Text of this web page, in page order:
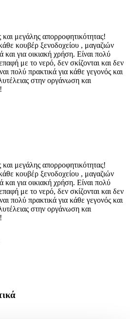
και μεγάλης απορροφητικότητας!
κουβέρ ξενοδοχείου , μαγαζιών
για οικιακή χρήση. Είναι πολύ
με το νερό, δεν σκίζονται και δεν
πολύ πρακτικά για κάθε γεγονός και
στην οργάνωση και
και μεγάλης απορροφητικότητας!
κουβέρ ξενοδοχείου , μαγαζιών
για οικιακή χρήση. Είναι πολύ
με το νερό, δεν σκίζονται και δεν
πολύ πρακτικά για κάθε γεγονός και
στην οργάνωση και